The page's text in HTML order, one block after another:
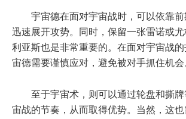
宇宙德在面对宇宙战时，可以依靠
迅速展开攻势。同时，保留一张雷诺或
利亚斯也是非常重要的。在面对宇宙战
宙德需要谨慎应对，避免被对手抓住机会
至于宇宙术，则可以通过轮盘和撕
宙战的节奏，从而取得优势。当然，这